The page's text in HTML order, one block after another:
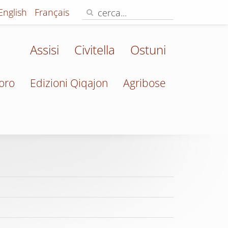
Français
Assisi Civitella Ostuni
Edizioni Qiqajon Agribose